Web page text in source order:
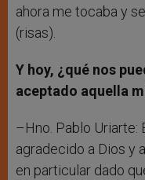
ahora me tocaba y
(risas).
Y hoy, ¿qué nos
aceptado aquella
–Hno. Pablo Uriarte:
agradecido a Dios y
en particular dado